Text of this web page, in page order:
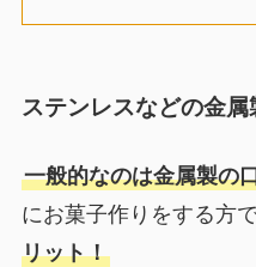
ステンレスなどの金属
一般的なのは金属製の
にお菓子作りをする方で
リット！